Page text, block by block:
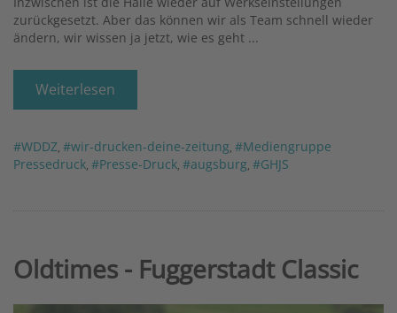
zurückgesetzt. Aber das können wir als Team schnell wieder
ändern, wir wissen ja jetzt, wie es geht ...
Weiterlesen
#WDDZ #wir-drucken-deine-zeitung #Mediengruppe
Pressedruck #Presse-Druck #augsburg #GHJS
Oldtimes - Fuggerstadt Classic